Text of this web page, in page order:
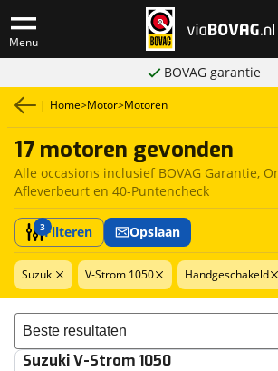
Menu
BOVAG garantie
| Home>Motor>Motoren
17 motoren gevonden
Alle occasions inclusief BOVAG Garantie,
Afleverbeurt en 40-Puntencheck
3Filteren Opslaan
Suzuki V-Strom 1050 Handgeschakeld
Sorteer resultaten
SuzukiV-Strom 1050